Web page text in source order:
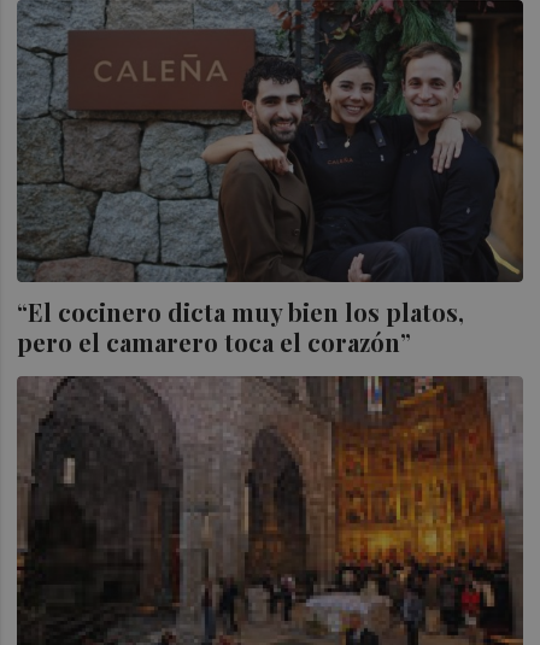
“El cocinero dicta muy bien los platos,
pero el camarero toca el corazón”